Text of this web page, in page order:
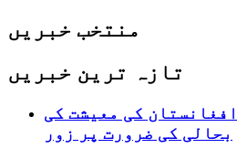
منتخب خبریں
تازہ ترین خبریں
کی معیشت کی
بحالی کی ضرورت پر زور